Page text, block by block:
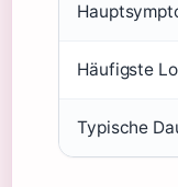
Häufigste
Typische